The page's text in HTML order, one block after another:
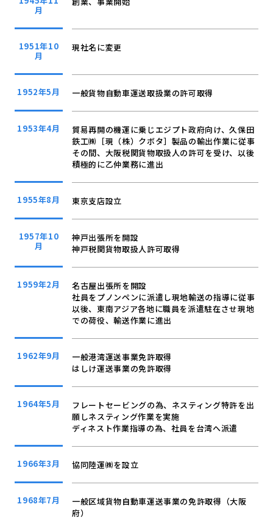
月
1951年10
月
現社名に変更
1952年5月 一般貨物自動車運送取扱業の許可取得
1953年4月
貿易再開の機運に乗じエジプト政府向け、久保田
鉄工㈱［現（株）クボタ］製品の輸出作業に従事
その間、大阪税関貨物取扱人の許可を受け、以後
積極的に乙仲業務に進出
1955年8月 東京支店設立
1957年10
月
神戸出張所を開設
神戸税関貨物取扱人許可取得
1959年2月
名古屋出張所を開設
社員をプノンペンに派遣し現地輸送の指導に従事
以後、東南アジア各地に職員を派遣駐在させ現地
での荷役、輸送作業に進出
1962年9月
一般港湾運送事業免許取得
はしけ運送事業の免許取得
1964年5月
フレートセービングの為、ネスティング特許を出
願しネスティング作業を実施
ディネスト作業指導の為、社員を台湾へ派遣
1966年3月 協同陸運㈱を設立
1968年7月
一般区域貨物自動車運送事業の免許取得（大阪
府）